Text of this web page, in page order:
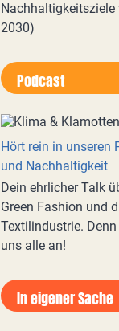
Nachhaltigkeitsziele
2030)
Podcast
Hört rein in unseren
und Nachhaltigkeit
Dein ehrlicher Talk
Green Fashion und
Textilindustrie.
uns alle an!
In eigener Sache